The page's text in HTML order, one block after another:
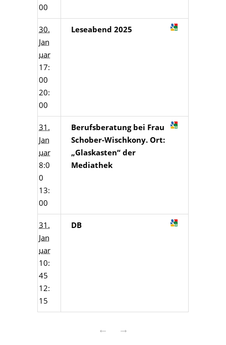
00
30.
Jan
uar
17:
00
20:
00
Leseabend 2025
31.
Jan
uar
8:0
0
13:
00
Berufsberatung bei Frau
Schober-Wischkony. Ort:
„Glaskasten“ der
Mediathek
31.
Jan
uar
10:
45
12:
15
DB
← →